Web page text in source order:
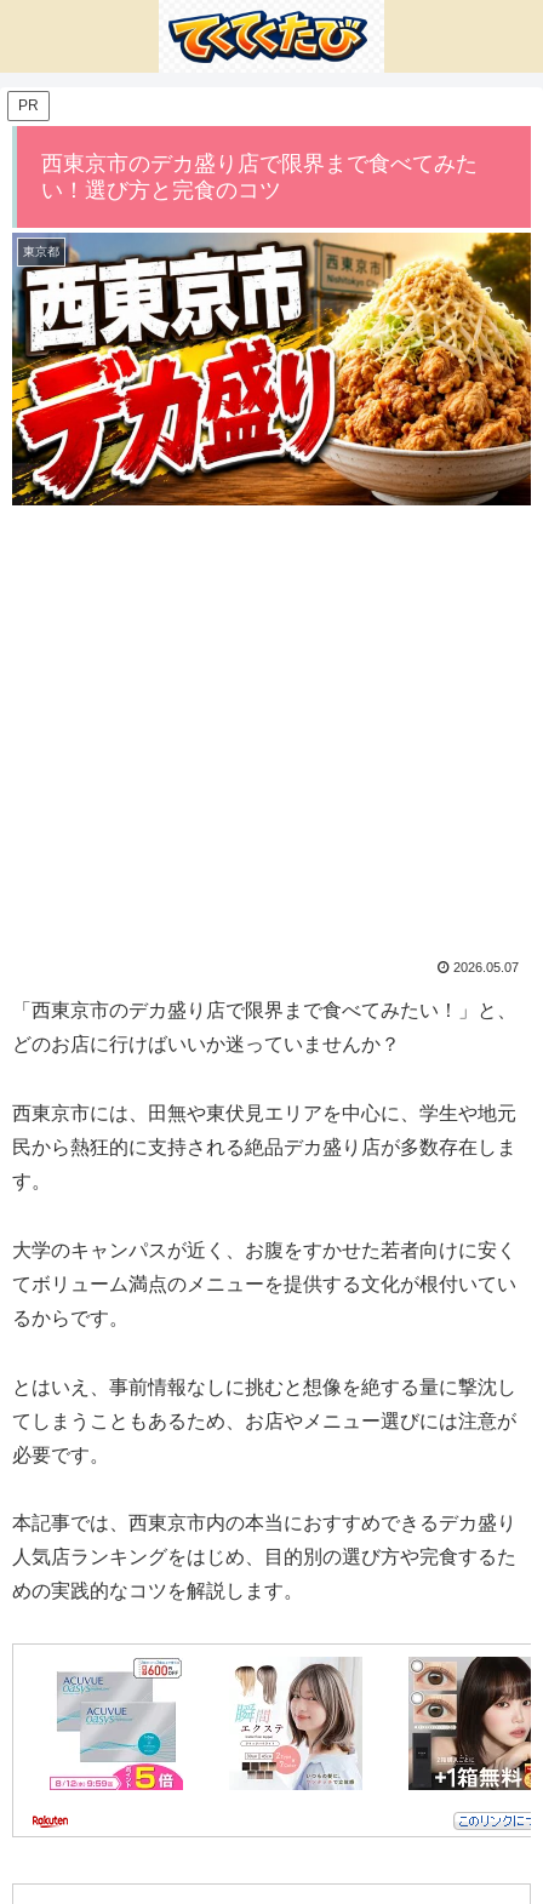
PR
西東京市のデカ盛り店で限界まで食べてみた
い！選び方と完食のコツ
東京都
2026.05.07
「西東京市のデカ盛り店で限界まで食べてみたい！」と、
どのお店に行けばいいか迷っていませんか？
西東京市には、田無や東伏見エリアを中心に、学生や地元
民から熱狂的に支持される絶品デカ盛り店が多数存在しま
す。
大学のキャンパスが近く、お腹をすかせた若者向けに安く
てボリューム満点のメニューを提供する文化が根付いてい
るからです。
とはいえ、事前情報なしに挑むと想像を絶する量に撃沈し
てしまうこともあるため、お店やメニュー選びには注意が
必要です。
本記事では、西東京市内の本当におすすめできるデカ盛り
人気店ランキングをはじめ、目的別の選び方や完食するた
めの実践的なコツを解説します。